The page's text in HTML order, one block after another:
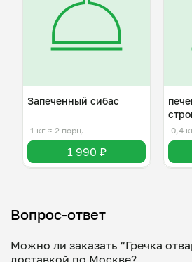
Запеченный сибас
1 кг ≈ 2 порц.
1 990 ₽
0,4
Вопрос-ответ
Можно ли заказать “Гречка
доставкой по Москве?